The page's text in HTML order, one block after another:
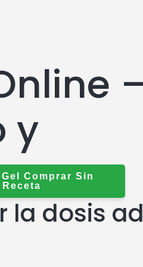
y
Comprar Sin
Receta
la dosis